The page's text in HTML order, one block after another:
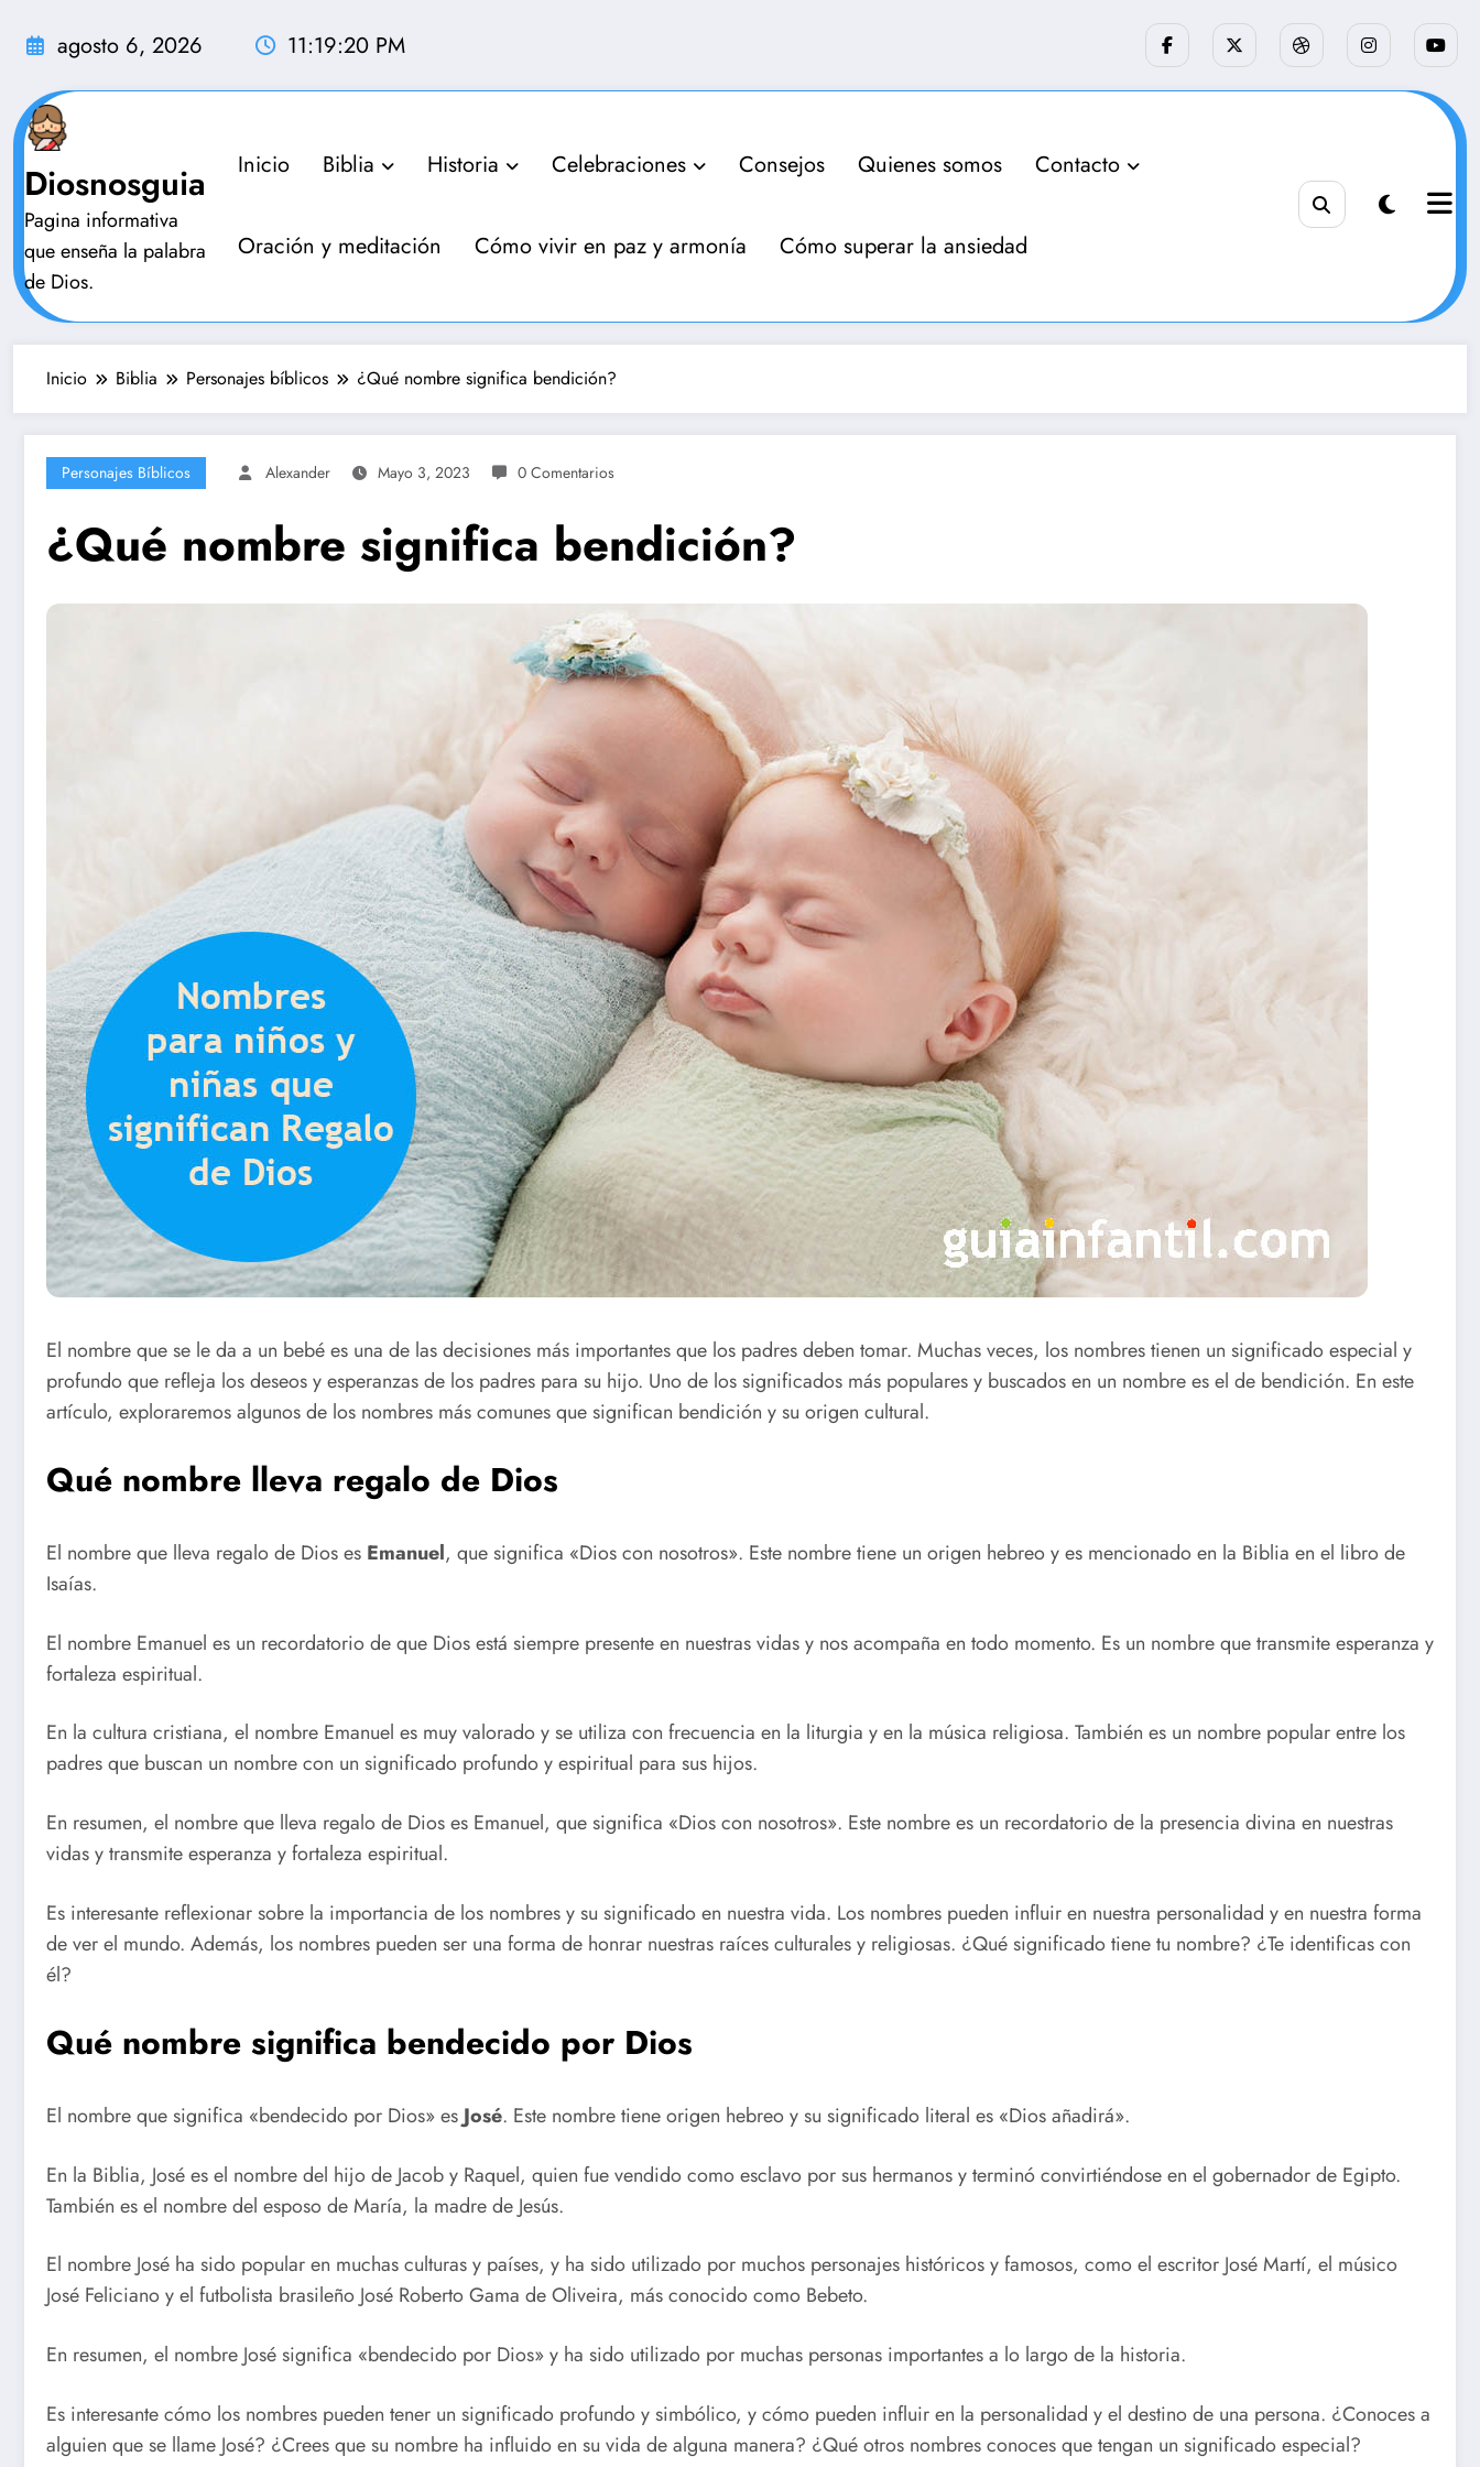
agosto 6, 2026 11:19:21 PM
Diosnosguia
Pagina informativa
que enseña la palabra
de Dios.
Inicio Biblia Historia Celebraciones Consejos Quienes somos Contacto
Oración y meditación Cómo vivir en paz y armonía Cómo superar la ansiedad
Inicio Biblia Personajes bíblicos ¿Qué nombre significa bendición?
Personajes Bíblicos Alexander Mayo 3, 2023 0 Comentarios
¿Qué nombre significa bendición?
El nombre que se le da a un bebé es una de las decisiones más importantes que los padres deben tomar. Muchas veces, los nombres tienen un significado especial y
profundo que refleja los deseos y esperanzas de los padres para su hijo. Uno de los significados más populares y buscados en un nombre es el de bendición. En este
artículo, exploraremos algunos de los nombres más comunes que significan bendición y su origen cultural.
Qué nombre lleva regalo de Dios
El nombre que lleva regalo de Dios es Emanuel, que significa «Dios con nosotros». Este nombre tiene un origen hebreo y es mencionado en la Biblia en el libro de
Isaías.
El nombre Emanuel es un recordatorio de que Dios está siempre presente en nuestras vidas y nos acompaña en todo momento. Es un nombre que transmite esperanza y
fortaleza espiritual.
En la cultura cristiana, el nombre Emanuel es muy valorado y se utiliza con frecuencia en la liturgia y en la música religiosa. También es un nombre popular entre los
padres que buscan un nombre con un significado profundo y espiritual para sus hijos.
En resumen, el nombre que lleva regalo de Dios es Emanuel, que significa «Dios con nosotros». Este nombre es un recordatorio de la presencia divina en nuestras
vidas y transmite esperanza y fortaleza espiritual.
Es interesante reflexionar sobre la importancia de los nombres y su significado en nuestra vida. Los nombres pueden influir en nuestra personalidad y en nuestra forma
de ver el mundo. Además, los nombres pueden ser una forma de honrar nuestras raíces culturales y religiosas. ¿Qué significado tiene tu nombre? ¿Te identificas con
él?
Qué nombre significa bendecido por Dios
El nombre que significa «bendecido por Dios» esJosé. Este nombre tiene origen hebreo y su significado literal es «Dios añadirá».
En la Biblia, José es el nombre del hijo de Jacob y Raquel, quien fue vendido como esclavo por sus hermanos y terminó convirtiéndose en el gobernador de Egipto.
También es el nombre del esposo de María, la madre de Jesús.
El nombre José ha sido popular en muchas culturas y países, y ha sido utilizado por muchos personajes históricos y famosos, como el escritor José Martí, el músico
José Feliciano y el futbolista brasileño José Roberto Gama de Oliveira, más conocido como Bebeto.
En resumen, el nombre José significa «bendecido por Dios» y ha sido utilizado por muchas personas importantes a lo largo de la historia.
Es interesante cómo los nombres pueden tener un significado profundo y simbólico, y cómo pueden influir en la personalidad y el destino de una persona. ¿Conoces a
alguien que se llame José? ¿Crees que su nombre ha influido en su vida de alguna manera? ¿Qué otros nombres conoces que tengan un significado especial?